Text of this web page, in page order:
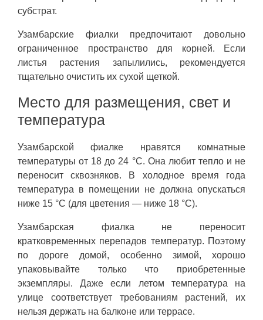
субстрат.
Узамбарские фиалки предпочитают довольно
ограниченное пространство для корней. Если
листья растения запылились, рекомендуется
тщательно очистить их сухой щеткой.
Место для размещения, свет и
температура
Узамбарской фиалке нравятся комнатные
температуры от 18 до 24 °C. Она любит тепло и не
переносит сквозняков. В холодное время года
температура в помещении не должна опускаться
ниже 15 °C (для цветения — ниже 18 °C).
Узамбарская фиалка не переносит
кратковременных перепадов температур. Поэтому
по дороге домой, особенно зимой, хорошо
упаковывайте только что приобретенные
экземпляры. Даже если летом температура на
улице соответствует требованиям растений, их
нельзя держать на балконе или террасе.